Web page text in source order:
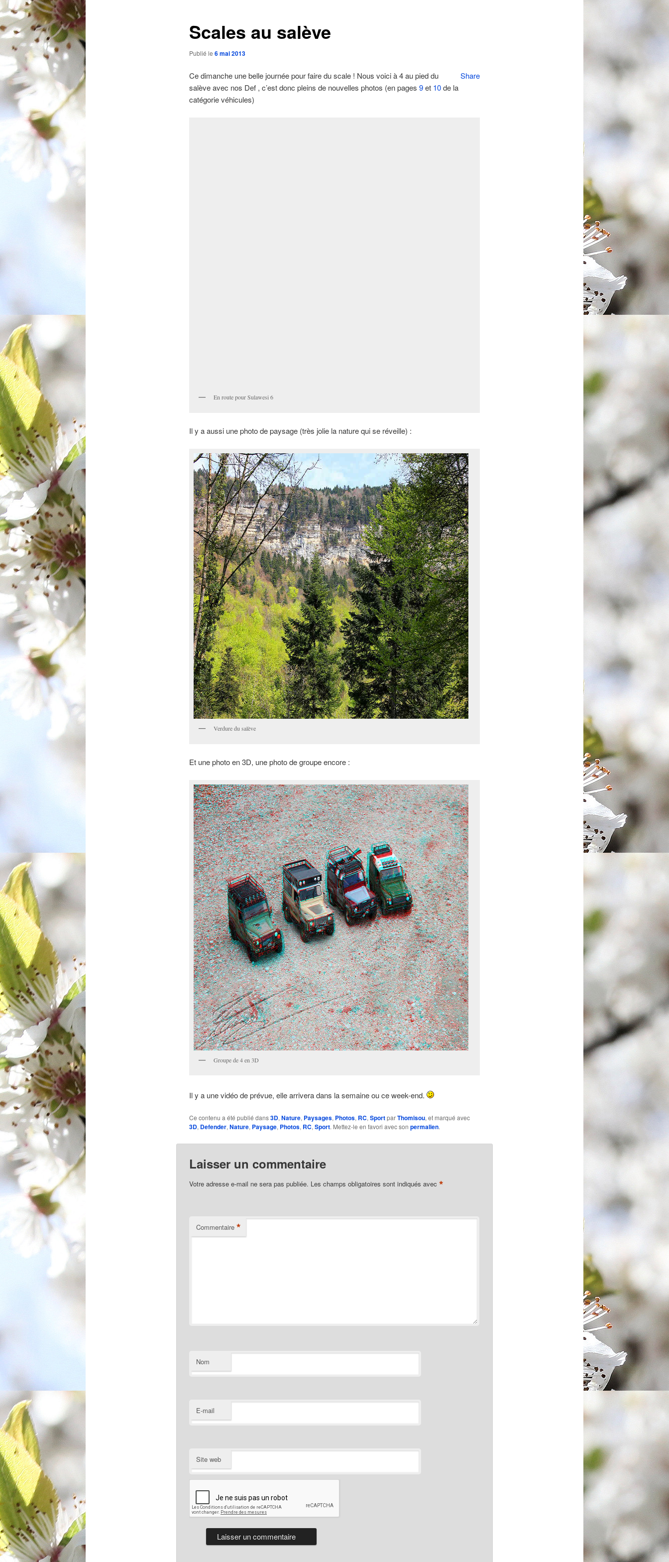
Scales au salève
Publié le 6 mai 2013
Share
Ce dimanche une belle journée pour faire du scale ! Nous voici à 4 au pied du
salève avec nos Def , c’est donc pleins de nouvelles photos (en pages 9et 10de la
catégorie véhicules)
En route pour Sulawesi 6
Il y a aussi une photo de paysage (très jolie la nature qui se réveille) :
Verdure du salève
Et une photo en 3D, une photo de groupe encore :
Groupe de 4 en 3D
Il y a une vidéo de prévue, elle arrivera dans la semaine ou ce week-end.
Ce contenu a été publié dans3D, Nature, Paysages, Photos, RC, SportparThomisou, et marqué avec
3D, Defender, Nature, Paysage, Photos, RC, Sport. Mettez-le en favori avec son permalien.
Laisser un commentaire
Votre adresse e-mail ne sera pas publiée. Les champs obligatoires sont indiqués avec *
Commentaire *
Nom
E-mail
Site web